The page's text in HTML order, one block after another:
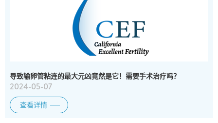
导致输卵管粘连的最大元凶竟然是它！需要手术治疗吗？
2024-05-07
查看详情